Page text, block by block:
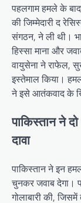
पहलगाम हमले के
की जिम्मेदारी द
संगठन, ने ली थी।
हिस्सा माना और
वायुसेना ने राफेल,
इस्तेमाल किया।
ने इसे आतंकवाद के
पाकिस्तान ने
दावा
पाकिस्तान ने इन
चुनकर जवाब देगा।
गोलाबारी की,